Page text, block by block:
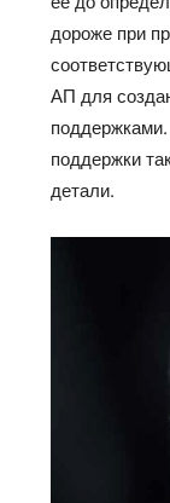
дороже при
АП для
поддержки
детали.